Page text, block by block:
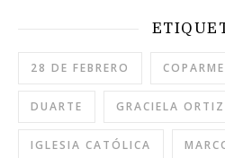
28 DE FEBRERO
DUARTE GRACIELA ORTIZ
IGLESIA CATÓLICA